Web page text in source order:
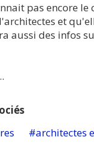
pas encore
et
aussi des infos
architectes